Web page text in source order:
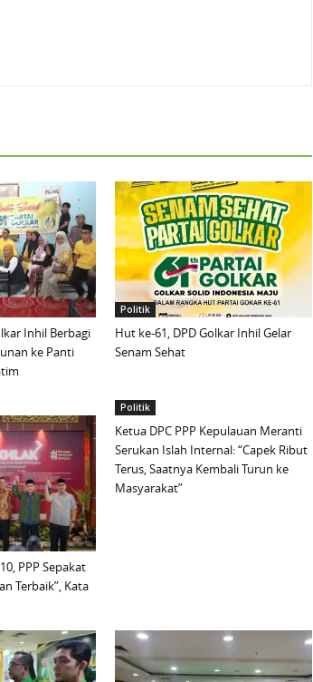
Inhil Berbagi
ke Panti
Politik
Hut ke-61, DPD Golkar Inhil Gelar
Senam Sehat
PPP Sepakat
Terbaik”, Kata
Politik
Ketua DPC PPP Kepulauan Meranti
Serukan Islah Internal: “Capek Ribut
Terus, Saatnya Kembali Turun ke
Masyarakat”